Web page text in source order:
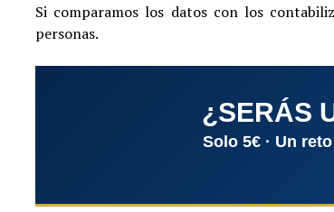
Si comparamos los datos con los
personas.
¿SERÁS
Solo 5€ · Un